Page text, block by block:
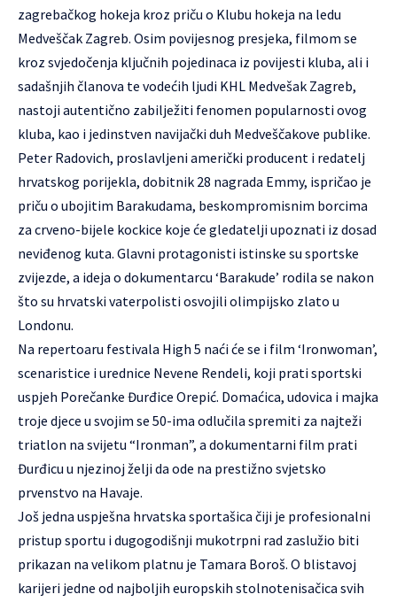
zagrebačkog hokeja kroz priču o Klubu hokeja na ledu
Medveščak Zagreb. Osim povijesnog presjeka, filmom se
kroz svjedočenja ključnih pojedinaca iz povijesti kluba, ali i
sadašnjih članova te vodećih ljudi KHL Medvešak Zagreb,
nastoji autentično zabilježiti fenomen popularnosti ovog
kluba, kao i jedinstven navijački duh Medveščakove publike.
Peter Radovich, proslavljeni američki producent i redatelj
hrvatskog porijekla, dobitnik 28 nagrada Emmy, ispričao je
priču o ubojitim Barakudama, beskompromisnim borcima
za crveno-bijele kockice koje će gledatelji upoznati iz dosad
neviđenog kuta. Glavni protagonisti istinske su sportske
zvijezde, a ideja o dokumentarcu ‘Barakude’ rodila se nakon
što su hrvatski vaterpolisti osvojili olimpijsko zlato u
Londonu.
Na repertoaru festivala High 5 naći će se i film ‘Ironwoman’,
scenaristice i urednice Nevene Rendeli, koji prati sportski
uspjeh Porečanke Đurđice Orepić. Domaćica, udovica i majka
troje djece u svojim se 50-ima odlučila spremiti za najteži
triatlon na svijetu “Ironman”, a dokumentarni film prati
Đurđicu u njezinoj želji da ode na prestižno svjetsko
prvenstvo na Havaje.
Još jedna uspješna hrvatska sportašica čiji je profesionalni
pristup sportu i dugogodišnji mukotrpni rad zaslužio biti
prikazan na velikom platnu je Tamara Boroš. O blistavoj
karijeri jedne od najboljih europskih stolnotenisačica svih